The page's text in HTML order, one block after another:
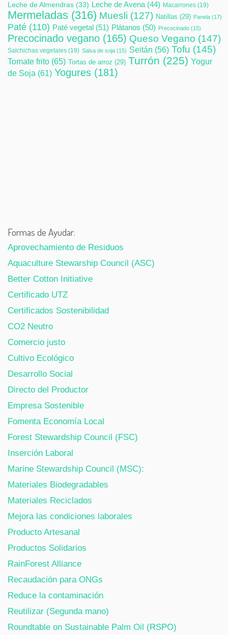
Leche de Almendras (33) Leche de Avena(44) Macarrones (19)
Mermeladas (316) Muesli (127) Natillas (29) Panela (17)
Paté (110) Paté vegetal (51) Plátanos (50) Precocinado (15)
Precocinado vegano (165) Queso Vegano (147)
Salchichas vegetales (19) Salsa de soja (15) Seitán (56) Tofu (145)
Tomate frito (65) Tortas de arroz (29) Turrón (225) Yogur
de Soja (61) Yogures (181)
Formas de Ayudar:
Aprovechamiento de Residuos
Aquaculture Stewarship Council (ASC)
Better Cotton Initiative
Certificado UTZ
Certificados Sostenibilidad
CO2 Neutro
Comercio justo
Cultivo Ecológico
Desarrollo Social
Directo del Productor
Empresa Sostenible
Fomenta Economía Local
Forest Stewardship Council (FSC)
Inserción Laboral
Marine Stewardship Council (MSC):
Materiales Biodegradables
Materiales Reciclados
Mejora las condiciones laborales
Producto Artesanal
Productos Solidarios
RainForest Alliance
Recaudación para ONGs
Reduce la contaminación
Reutilizar (Segunda mano)
Roundtable on Sustainable Palm Oil (RSPO)